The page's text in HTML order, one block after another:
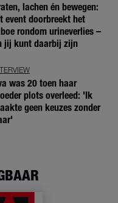
lachen én bewegen:
event doorbreekt het
rondom urineverlies –
jij kunt daarbij zijn
was 20 toen haar
plots overleed: 'Ik
geen keuzes zonder